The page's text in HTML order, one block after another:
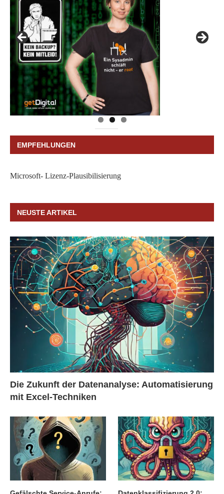
EMPFEHLUNGEN
Microsoft- Lizenz-Plausibilisierung
NEUSTE ARTIKEL
Die Zukunft der Datenanalyse: Automatisierung
mit Excel-Techniken